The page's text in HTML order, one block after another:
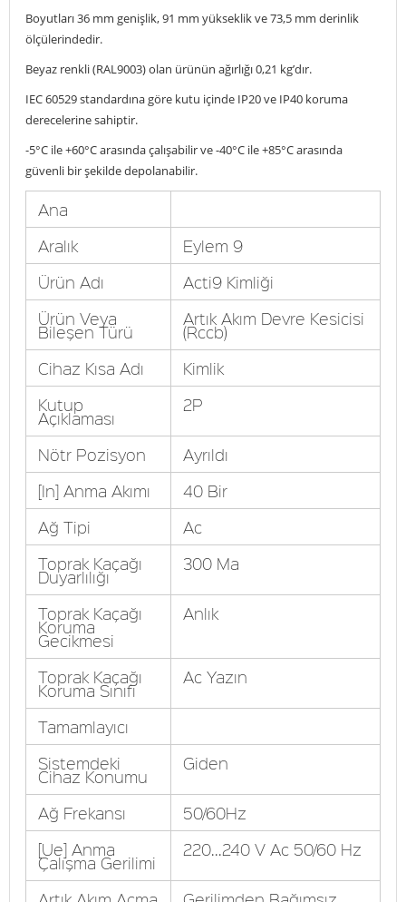
Boyutları 36 mm genişlik, 91 mm yükseklik ve 73,5 mm derinlik
ölçülerindedir.
Beyaz renkli (RAL9003) olan ürünün ağırlığı 0,21 kg’dır.
IEC 60529 standardına göre kutu içinde IP20 ve IP40 koruma
derecelerine sahiptir.
-5°C ile +60°C arasında çalışabilir ve -40°C ile +85°C arasında
güvenli bir şekilde depolanabilir.
Ana
Aralık
Eylem 9
Ürün Adı
Acti9 Kimliği
Ürün Veya
Bileşen Türü
Artık Akım Devre Kesicisi
(Rccb)
Cihaz Kısa Adı
Kimlik
Kutup
Açıklaması
2P
Nötr Pozisyon
Ayrıldı
[In] Anma Akımı
40 Bir
Ağ Tipi
Ac
Toprak Kaçağı
Duyarlılığı
300 Ma
Toprak Kaçağı
Koruma
Gecikmesi
Anlık
Toprak Kaçağı
Koruma Sınıfı
Ac Yazın
Tamamlayıcı
Sistemdeki
Cihaz Konumu
Giden
Ağ Frekansı
50/60Hz
[Ue] Anma
Çalışma Gerilimi
220...240 V Ac 50/60 Hz